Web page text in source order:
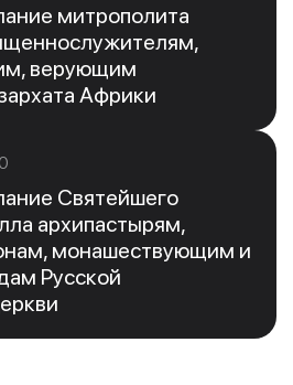
митрополита
верующим
Африки
Святейшего
архипастырям,
монашествующим и
Русской